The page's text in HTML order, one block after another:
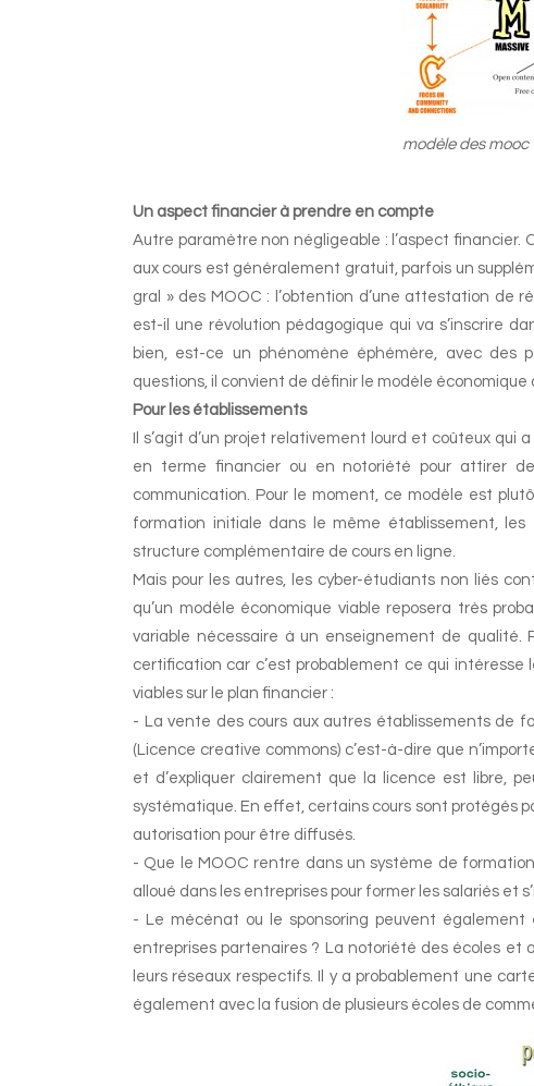
modèle des mooc
Un aspect financier à prendre en compte
Autre paramètre non négligeable : l’aspect financier.
aux cours est généralement gratuit, parfois un
gral » des MOOC : l’obtention d’une attestation de
est-il une révolution pédagogique qui va s’inscrire
bien, est-ce un phénomène éphémère, avec des
questions, il convient de définir le modèle économique
Pour les établissements
Il s’agit d’un projet relativement lourd et coûteux
en terme financier ou en notoriété pour attirer
communication. Pour le moment, ce modèle est
formation initiale dans le même établissement,
structure complémentaire de cours en ligne.
Mais pour les autres, les cyber-étudiants non liés
qu’un modèle économique viable reposera très
variable nécessaire à un enseignement de qualité.
certification car c’est probablement ce qui intéresse
viables sur le plan financier :
- La vente des cours aux autres établissements de
(Licence creative commons) c’est-à-dire que
et d’expliquer clairement que la licence est libre,
systématique. En effet, certains cours sont protégés
autorisation pour être diffusés.
- Que le MOOC rentre dans un système de
alloué dans les entreprises pour former les salariés et
- Le mécénat ou le sponsoring peuvent
entreprises partenaires ? La notoriété des écoles et
leurs réseaux respectifs. Il y a probablement une
également avec la fusion de plusieurs écoles de